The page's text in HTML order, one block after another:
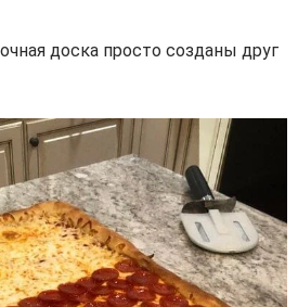
доска просто созданы друг